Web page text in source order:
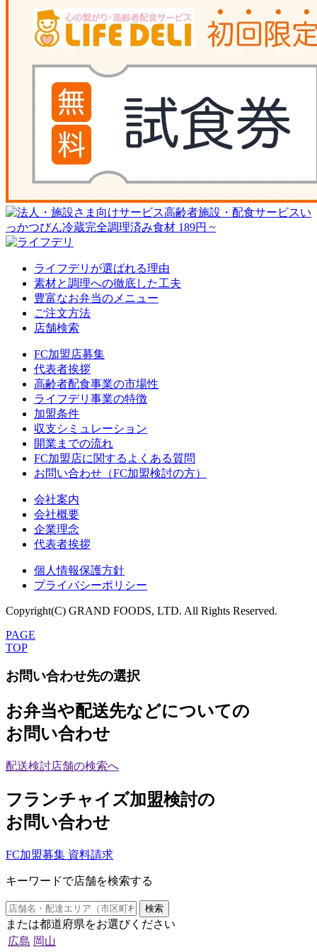
ライフデリが選ばれる理由
素材と調理への徹底した工夫
豊富なお弁当のメニュー
ご注文方法
店舗検索
FC加盟店募集
代表者挨拶
高齢者配食事業の市場性
ライフデリ事業の特徴
加盟条件
収支シミュレーション
開業までの流れ
FC加盟店に関するよくある質問
お問い合わせ（FC加盟検討の方）
会社案内
会社概要
企業理念
代表者挨拶
個人情報保護方針
プライバシーポリシー
Copyright(C) GRAND FOODS, LTD. All Rights Reserved.
PAGE
TOP
お問い合わせ先の選択
お弁当や配送先などについての
お問い合わせ
配送検討店舗の検索へ
フランチャイズ加盟検討の
お問い合わせ
FC加盟募集 資料請求
キーワードで店舗を検索する
検索
または都道府県をお選びください
広島 岡山